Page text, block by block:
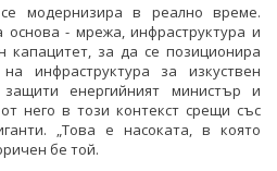
модернизира в реално време.
- мрежа, инфраструктура и
капацитет, за да се позиционира
инфраструктура за изкуствен
енергийният министър и
него в този контекст срещи със
„Това е насоката, в която
бе той.